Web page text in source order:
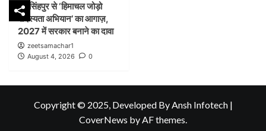
जयसिंहपुर से ‘हिमाचल जोड़ो
सदस्यता अभियान’ का आगाज़,
2027 में सरकार बनाने का दावा
zeetsamachar1
August 4, 2026
0
Copyright © 2025, Developed By Ansh Infotech |
CoverNews by AF themes.